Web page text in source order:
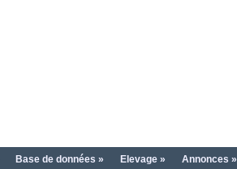
Base de données » Elevage » Annonces »